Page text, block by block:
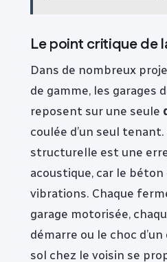
Le point critique de
Dans de nombreux
de gamme, les garages
reposent sur une seule
coulée d’un seul
structurelle est une
acoustique, car le
vibrations. Chaque
garage motorisée,
démarre ou le choc
sol chez le voisin se